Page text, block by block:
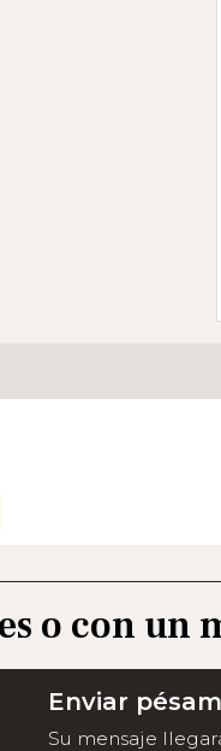
o con un
Enviar
Su mensaje